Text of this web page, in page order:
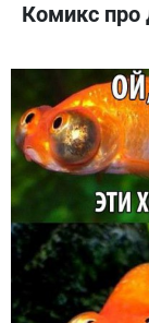
Комикс про